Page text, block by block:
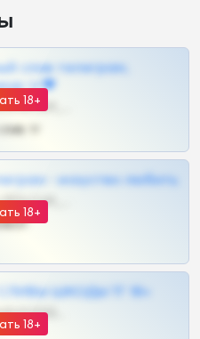
18+
слив телеграм,
тг❤
тг
18+
- искуство любить
18+
ШКОДЫ ТГ 18+